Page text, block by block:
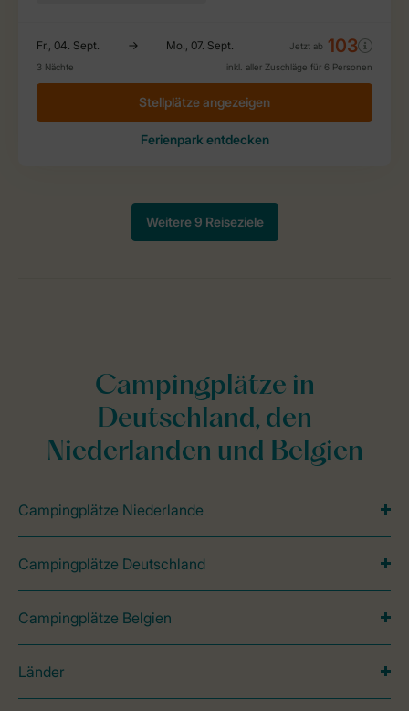
Campingplätze in
Deutschland, den
Niederlanden und Belgien
Campingplätze Niederlande
Campingplätze Deutschland
Campingplätze Belgien
Länder